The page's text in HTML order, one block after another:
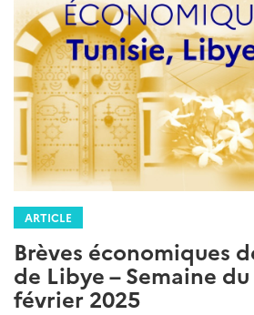
ARTICLE
Brèves économiques
de Libye – Semaine du
février 2025